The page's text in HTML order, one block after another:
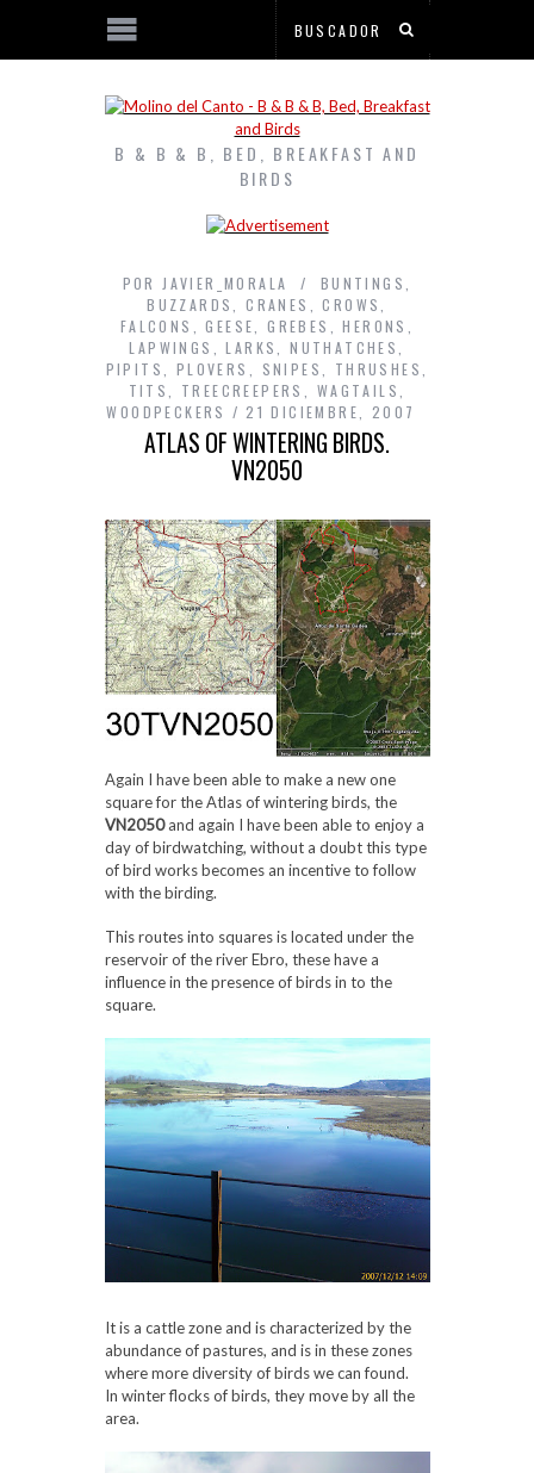
B & B & B, BED, BREAKFAST AND
BIRDS
POR JAVIER_MORALA BUNTINGS
BUZZARDS
,CRANES ,CROWS
FALCONS
,GEESE ,GREBES ,HERONS
LAPWINGS
,LARKS ,NUTHATCHES
PIPITS
PLOVERS SNIPES THRUSHES
TITS
TREECREEPERS WAGTAILS
WOODPECKERS
21 DICIEMBRE, 2007
ATLAS OF WINTERING BIRDS.
VN2050
Again I have been able to make a new one
square for the Atlas of wintering birds, the
VN2050and again I have been able to enjoy a
day of birdwatching, without a doubt this type
of bird works becomes an incentive to follow
with the birding.
This routes into squares is located under the
reservoir of the river Ebro, these have a
influence in the presence of birds in to the
square.
It is a cattle zone and is characterized by the
abundance of pastures, and is in these zones
where more diversity of birds we can found.
In winter flocks of birds, they move by all the
area.